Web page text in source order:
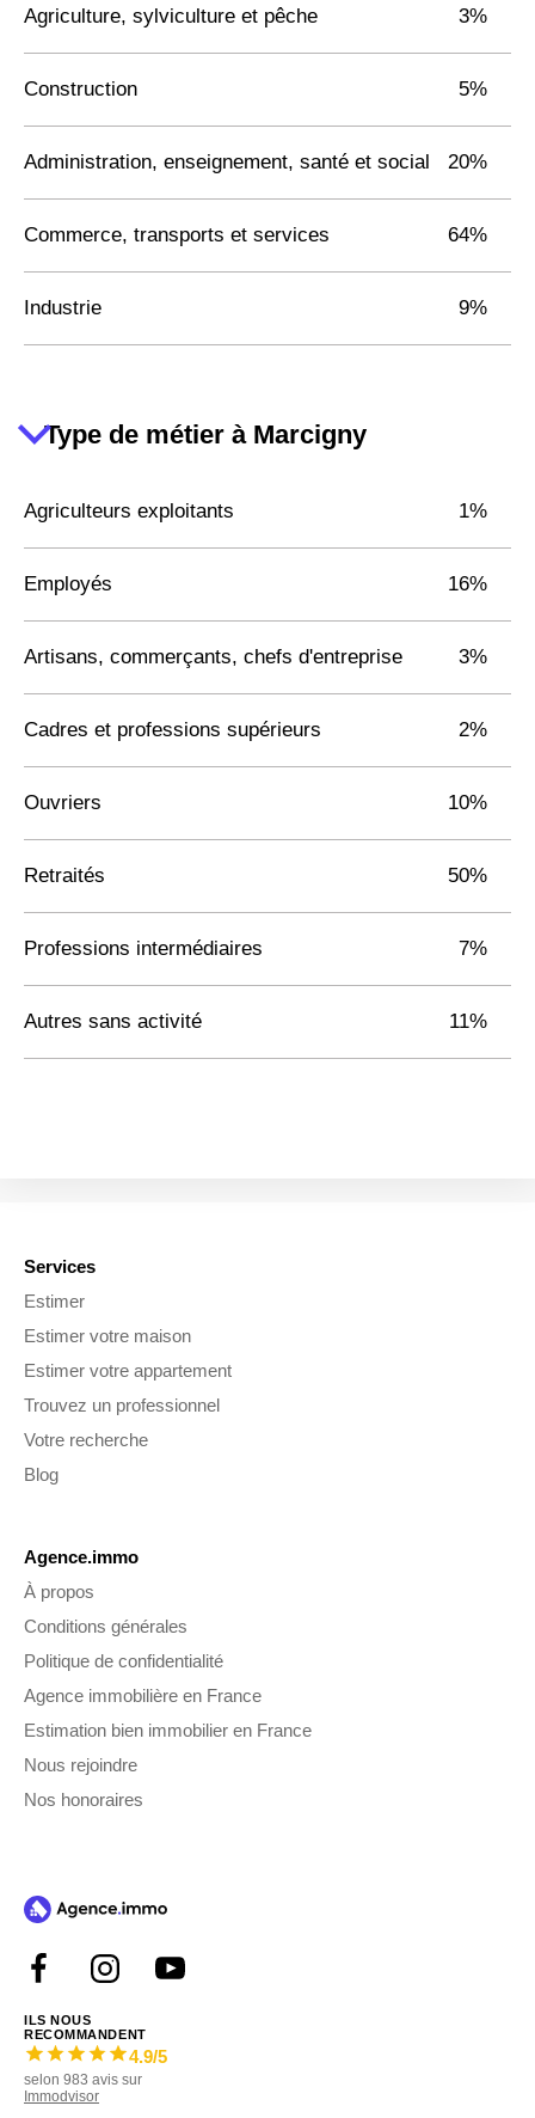
Agriculture, sylviculture et pêche 3%
Construction 5%
Administration, enseignement, santé et social 20%
Commerce, transports et services 64%
Industrie 9%
Type de métier à Marcigny
Agriculteurs exploitants 1%
Employés 16%
Artisans, commerçants, chefs d'entreprise 3%
Cadres et professions supérieurs 2%
Ouvriers 10%
Retraités 50%
Professions intermédiaires 7%
Autres sans activité 11%
Services
Estimer
Estimer votre maison
Estimer votre appartement
Trouvez un professionnel
Votre recherche
Blog
Agence.immo
À propos
Conditions générales
Politique de confidentialité
Agence immobilière en France
Estimation bien immobilier en France
Nous rejoindre
Nos honoraires
ILS NOUS
RECOMMANDENT
4.9/5
selon 983 avis sur
Immodvisor